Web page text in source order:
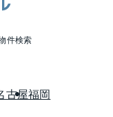
件検索
古屋福岡